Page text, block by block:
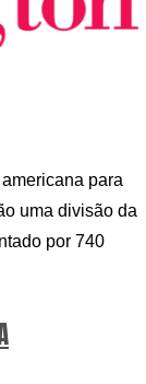
para
uma divisão da
por 740